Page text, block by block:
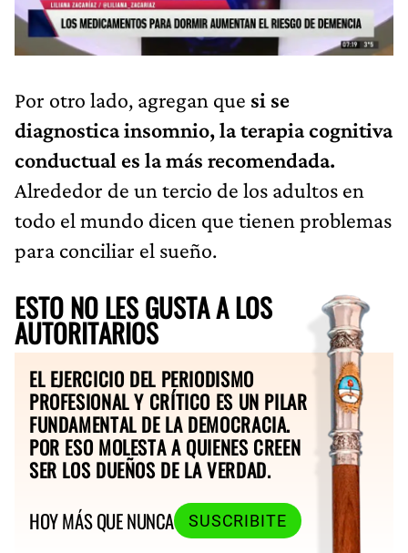
Por otro lado, agregan que si se
diagnostica insomnio, la terapia cognitiva
conductual es la más recomendada.
Alrededor de un tercio de los adultos en
todo el mundo dicen que tienen problemas
para conciliar el sueño.
ESTO NO LES GUSTA A LOS
AUTORITARIOS
EL EJERCICIO DEL PERIODISMO
PROFESIONAL Y CRÍTICO ES UN PILAR
FUNDAMENTAL DE LA DEMOCRACIA.
POR ESO MOLESTA A QUIENES CREEN
SER LOS DUEÑOS DE LA VERDAD.
HOY MÁS QUE NUNCA
SUSCRIBITE